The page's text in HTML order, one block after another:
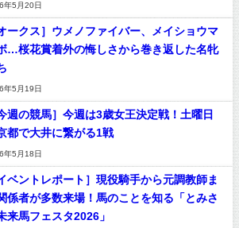
年5月20日
ークス］ウメノファイバー、メイショウマ
…桜花賞着外の悔しさから巻き返した名牝
年5月19日
週の競馬］今週は3歳女王決定戦！土曜日
都で大井に繋がる1戦
年5月18日
ベントレポート］現役騎手から元調教師ま
係者が多数来場！馬のことを知る「とみさ
来馬フェスタ2026」